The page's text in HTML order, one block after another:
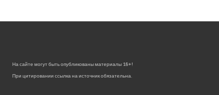
На сайте могут быть опубликованы материалы 18+!
При цитировании ссылка на источник обязательна.